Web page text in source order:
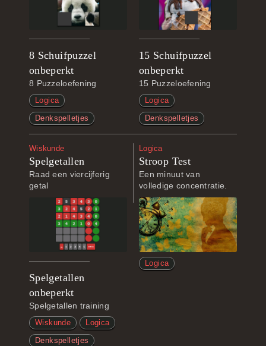
8 Schuifpuzzel
onbeperkt
8 Puzzeloefening
Logica
Denkspelletjes
15 Schuifpuzzel
onbeperkt
15 Puzzeloefening
Logica
Denkspelletjes
Wiskunde
Spelgetallen
Raad een viercijferig
getal
Spelgetallen
onbeperkt
Spelgetallen training
Wiskunde
Logica
Denkspelletjes
Logica
Stroop Test
Een minuut van
volledige concentratie.
Logica